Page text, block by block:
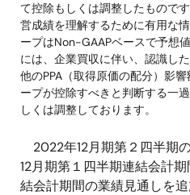
て控除もしくは調整したもので
営成績を理解するために有用な
ープはNon-GAAPベースで予想
には、企業買収に伴い、認識し
他のPPA（取得原価の配分）影
ープが控除すべきと判断する一
しくは調整しております。
2022年12月期第２四半期
12月期第１四半期連結会計
結会計期間の業績見通しを